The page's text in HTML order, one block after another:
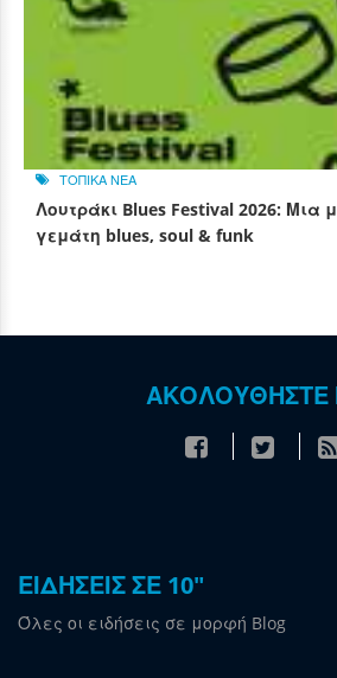
ΤΟΠΙΚΑ ΝΕΑ
Λουτράκι Blues Festival 2026: Μια
γεμάτη blues, soul & funk
ΑΚΟΛΟΥΘΗΣΤΕ
ΕΙΔΗΣΕΙΣ ΣΕ 10"
Όλες οι ειδήσεις σε μορφή Blog